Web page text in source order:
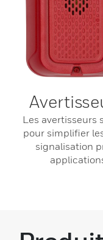
Les avertisseurs
pour simplifier
signalisation